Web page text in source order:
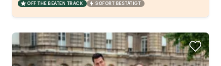
OFF THE BEATEN TRACK SOFORT BESTÄTIGT